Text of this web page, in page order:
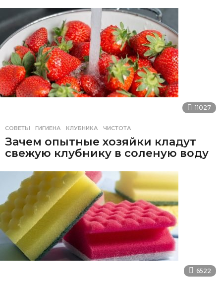
11027
СОВЕТЫ ГИГИЕНА ,КЛУБНИКА ,ЧИСТОТА
Зачем опытные хозяйки кладут
свежую клубнику в соленую воду
6522